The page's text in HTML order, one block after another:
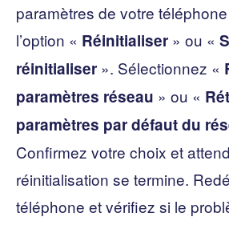
paramètres de votre
l’option « Réinitialiser » ou «
réinitialiser ». Sélectionnez «
paramètres réseau » ou «
paramètres par défaut du
Confirmez votre choix et
réinitialisation se termine.
téléphone et vérifiez si le